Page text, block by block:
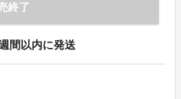
終了
間以内に発送